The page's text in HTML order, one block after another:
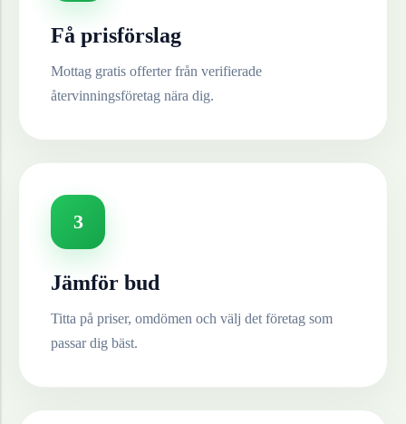
Få prisförslag
Mottag gratis offerter från verifierade
återvinningsföretag nära dig.
3
Jämför bud
Titta på priser, omdömen och välj det företag som
passar dig bäst.